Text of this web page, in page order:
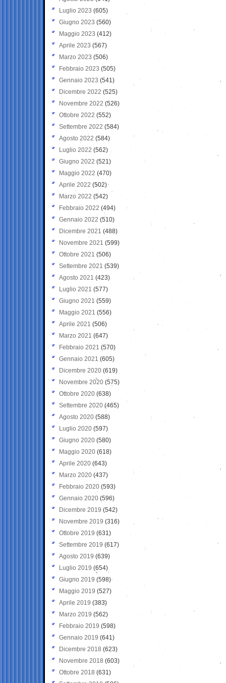
Luglio 2023 (605)
Giugno 2023 (560)
Maggio 2023 (412)
Aprile 2023 (567)
Marzo 2023 (506)
Febbraio 2023 (505)
Gennaio 2023 (541)
Dicembre 2022 (525)
Novembre 2022 (526)
Ottobre 2022 (552)
Settembre 2022 (584)
Agosto 2022 (584)
Luglio 2022 (562)
Giugno 2022 (521)
Maggio 2022 (470)
Aprile 2022 (502)
Marzo 2022 (542)
Febbraio 2022 (494)
Gennaio 2022 (510)
Dicembre 2021 (488)
Novembre 2021 (599)
Ottobre 2021 (506)
Settembre 2021 (539)
Agosto 2021 (423)
Luglio 2021 (577)
Giugno 2021(559)
Maggio 2021 (556)
Aprile 2021 (506)
Marzo 2021 (647)
Febbraio 2021 (570)
Gennaio 2021 (605)
Dicembre 2020 (619)
Novembre 2020 (575)
Ottobre 2020 (638)
Settembre 2020(465)
Agosto 2020 (588)
Luglio 2020 (597)
Giugno 2020 (580)
Maggio 2020 (618)
Aprile 2020 (643)
Marzo 2020 (437)
Febbraio 2020 (593)
Gennaio 2020 (596)
Dicembre 2019 (542)
Novembre 2019 (316)
Ottobre 2019 (631)
Settembre 2019 (617)
Agosto 2019 (639)
Luglio 2019 (654)
Giugno 2019 (598)
Maggio 2019 (527)
Aprile 2019 (383)
Marzo 2019 (562)
Febbraio 2019 (598)
Gennaio 2019 (641)
Dicembre 2018 (623)
Novembre 2018 (603)
Ottobre 2018 (631)